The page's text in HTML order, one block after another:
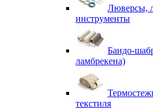
Люверсы,
инструменты
Бандо-
ламбрекена)
текстиля